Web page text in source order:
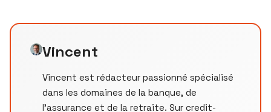
Vincent
Vincent est rédacteur passionné spécialisé
dans les domaines de la banque, de
l'assurance et de la retraite. Sur credit-